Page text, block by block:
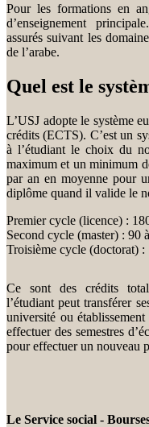
Pour les formations en
d’enseignement
assurés suivant les
de l’arabe.
Quel est le
L’USJ adopte le système
crédits (ECTS). C’est un
à l’étudiant le choix du
maximum et un minimum
par an en moyenne pour
diplôme quand il valide le
Premier cycle (licence) :
Second cycle (master) : 90
Troisième cycle (doctorat) :
Ce sont des crédits
l’étudiant peut transférer
université ou
effectuer des semestres
pour effectuer un nouveau
Le Service social -